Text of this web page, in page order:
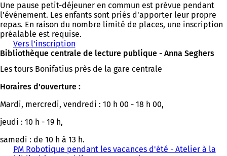
Une pause petit-déjeuner en commun est prévue pendant
l'événement. Les enfants sont priés d'apporter leur propre
repas. En raison du nombre limité de places, une inscription
préalable est requise.
Vers l'inscription
S
o
v
r
n
s
Bibliothèque centrale de lecture publique - Anna Seghers
Les tours Bonifatius près de la gare centrale
Horaires d'ouverture :
Mardi, mercredi, vendredi : 10 h 00 - 18 h 00,
jeudi : 10 h - 19 h,
samedi : de 10 h à 13 h.
PM Robotique pendant les vacances d'été - Atelier à la